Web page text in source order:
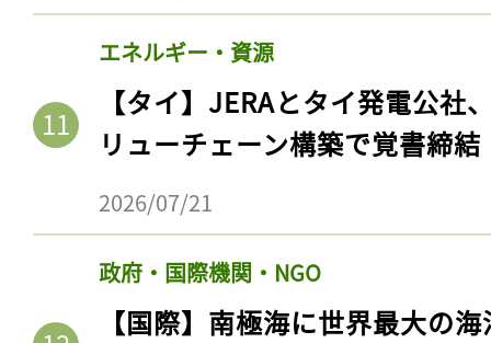
エネルギー・資源
【タイ】JERAとタイ発電公社
リューチェーン構築で覚書締結
2026/07/21
政府・国際機関・NGO
【国際】南極海に世界最大の